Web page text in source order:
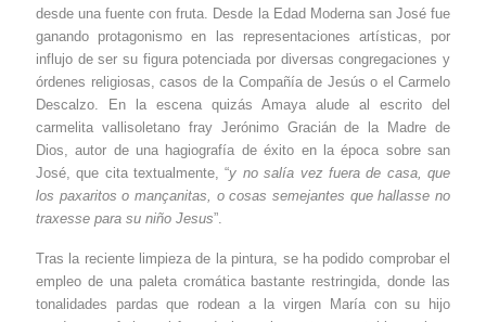
desde una fuente con fruta. Desde la Edad Moderna san José fue
ganando protagonismo en las representaciones artísticas, por
influjo de ser su figura potenciada por diversas congregaciones y
órdenes religiosas, casos de la Compañía de Jesús o el Carmelo
Descalzo. En la escena quizás Amaya alude al escrito del
carmelita vallisoletano fray Jerónimo Gracián de la Madre de
Dios, autor de una hagiografía de éxito en la época sobre san
José, que cita textualmente, “y no salía vez fuera de casa, que
los paxaritos o mançanitas, o cosas semejantes que hallasse no
traxesse para su niño Jesus”.
Tras la reciente limpieza de la pintura, se ha podido comprobar el
empleo de una paleta cromática bastante restringida, donde las
tonalidades pardas que rodean a la virgen María con su hijo